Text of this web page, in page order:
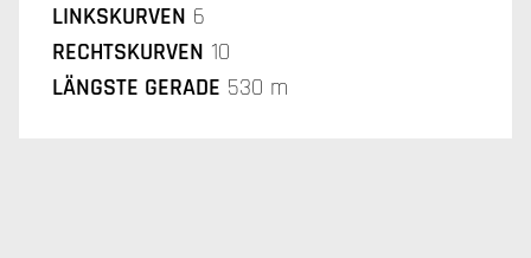
LINKSKURVEN 6
RECHTSKURVEN 10
LÄNGSTE GERADE 530 m